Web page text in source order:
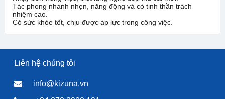
Tác phong nhanh nhẹn, năng động và có tinh thần trách
nhiệm cao.
Có sức khỏe tốt, chịu được áp lực trong công việc.
Liên hệ chúng tôi
info@kizuna.vn